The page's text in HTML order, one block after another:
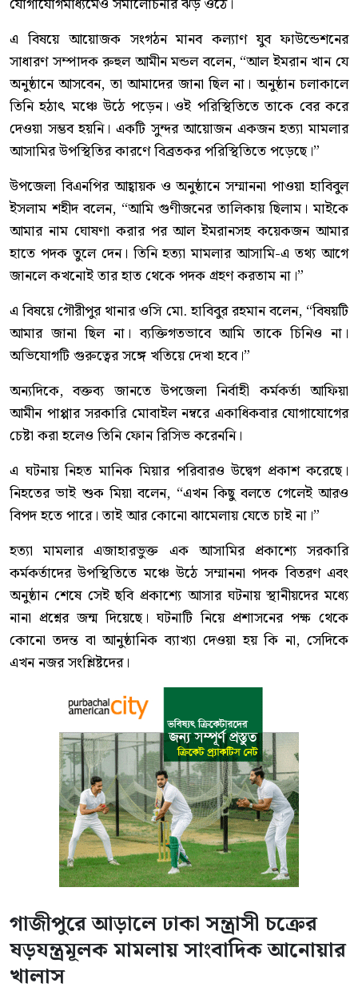
যোগাযোগমাধ্যমেও সমালোচনার ঝড় ওঠে।
এ বিষয়ে আয়োজক সংগঠন মানব কল্যাণ যুব ফাউন্ডেশনের
সাধারণ সম্পাদক রুহুল আমীন মন্ডল বলেন, “আল ইমরান খান যে
অনুষ্ঠানে আসবেন, তা আমাদের জানা ছিল না। অনুষ্ঠান চলাকালে
তিনি হঠাৎ মঞ্চে উঠে পড়েন। ওই পরিস্থিতিতে তাকে বের করে
দেওয়া সম্ভব হয়নি। একটি সুন্দর আয়োজন একজন হত্যা মামলার
আসামির উপস্থিতির কারণে বিব্রতকর পরিস্থিতিতে পড়েছে।”
উপজেলা বিএনপির আহ্বায়ক ও অনুষ্ঠানে সম্মাননা পাওয়া হাবিবুল
ইসলাম শহীদ বলেন, “আমি গুণীজনের তালিকায় ছিলাম। মাইকে
আমার নাম ঘোষণা করার পর আল ইমরানসহ কয়েকজন আমার
হাতে পদক তুলে দেন। তিনি হত্যা মামলার আসামি-এ তথ্য আগে
জানলে কখনোই তার হাত থেকে পদক গ্রহণ করতাম না।”
এ বিষয়ে গৌরীপুর থানার ওসি মো. হাবিবুর রহমান বলেন, “বিষয়টি
আমার জানা ছিল না। ব্যক্তিগতভাবে আমি তাকে চিনিও না।
অভিযোগটি গুরুত্বের সঙ্গে খতিয়ে দেখা হবে।”
অন্যদিকে, বক্তব্য জানতে উপজেলা নির্বাহী কর্মকর্তা আফিয়া
আমীন পাপ্পার সরকারি মোবাইল নম্বরে একাধিকবার যোগাযোগের
চেষ্টা করা হলেও তিনি ফোন রিসিভ করেননি।
এ ঘটনায় নিহত মানিক মিয়ার পরিবারও উদ্বেগ প্রকাশ করেছে।
নিহতের ভাই শুক মিয়া বলেন, “এখন কিছু বলতে গেলেই আরও
বিপদ হতে পারে। তাই আর কোনো ঝামেলায় যেতে চাই না।”
হত্যা মামলার এজাহারভুক্ত এক আসামির প্রকাশ্যে সরকারি
কর্মকর্তাদের উপস্থিতিতে মঞ্চে উঠে সম্মাননা পদক বিতরণ এবং
অনুষ্ঠান শেষে সেই ছবি প্রকাশ্যে আসার ঘটনায় স্থানীয়দের মধ্যে
নানা প্রশ্নের জন্ম দিয়েছে। ঘটনাটি নিয়ে প্রশাসনের পক্ষ থেকে
কোনো তদন্ত বা আনুষ্ঠানিক ব্যাখ্যা দেওয়া হয় কি না, সেদিকে
এখন নজর সংশ্লিষ্টদের।
গাজীপুরে আড়ালে ঢাকা সন্ত্রাসী চক্রের
ষড়যন্ত্রমূলক মামলায় সাংবাদিক আনোয়ার
খালাস